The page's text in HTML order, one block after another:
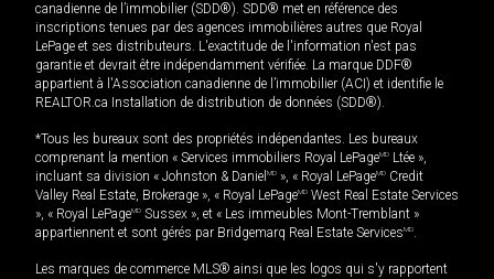
canadienne de l’immobilier (SDD®). SDD® met en référence des
inscriptions tenues par des agences immobilières autres que Royal
LePage et ses distributeurs. L'exactitude de l'information n'est pas
garantie et devrait être indépendamment vérifiée. La marque DDF®
appartient à l'Association canadienne de l’immobilier (ACI) et identifie le
REALTOR.ca Installation de distribution de données (SDD®).
*Tous les bureaux sont des propriétés indépendantes. Les bureaux
comprenant la mention « Services immobiliers Royal LePageMD Ltée »,
incluant sa division « Johnston & Daniel MD », « Royal LePageMD Credit
Valley Real Estate, Brokerage », « Royal LePageMD West Real Estate Services
», « Royal LePageMD Sussex », et « Les immeubles Mont-Tremblant »
appartiennent et sont gérés par Bridgemarq Real Estate ServicesMD.
Les marques de commerce MLS® ainsi que les logos qui s'y rapportent